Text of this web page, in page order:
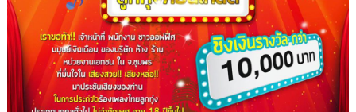
ยิง
รถยนต์
เสีย
หาย
กว่า20คัน